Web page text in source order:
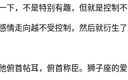
，不是特别有趣，但就是控制不
走向越不受控制，然后就衍生
首帖耳，俯首称臣。狮子座的